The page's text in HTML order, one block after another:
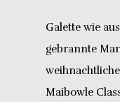
Galette wie
gebrannte
Maibowle